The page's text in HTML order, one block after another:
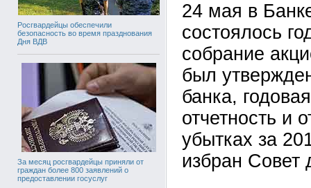
Росгвардейцы обеспечили
безопасность во время празднования
Дня ВДВ
За месяц росгвардейцы приняли от
граждан более 800 заявлений о
предоставлении госуслуг
24 мая в
состоялось
собрание
был
банка,
отчетность и
убытках за
избран Совет